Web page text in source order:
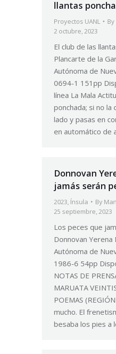
llantas
Proyectos UANL By
2 octubre, 2023
El club de las
Plancarte de la
Autónoma de
0694-1 151pp
línea La Mala
ponchada; si no la
lado y pasas en
en automático de
Donnovan
jamás serán
2023, Ínsula By
25 septiembre, 2023
Los peces que
Donnovan
Autónoma de
1986-6 54pp
NOTAS DE
MARUATA
POEMAS
mucho. El
besaba los pies a